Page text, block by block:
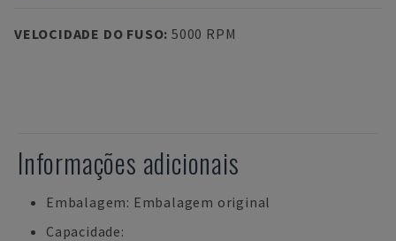
VELOCIDADE DO FUSO: 5000 RPM
Informações adicionais
Embalagem: Embalagem original
Capacidade: